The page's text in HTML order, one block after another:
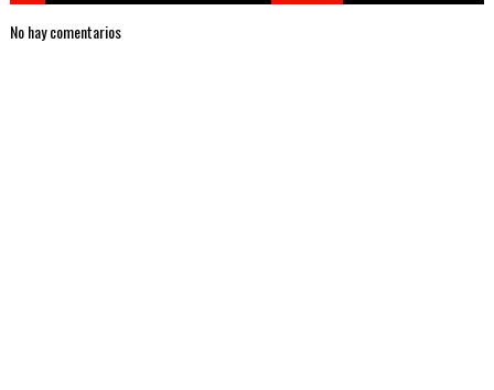
No hay comentarios